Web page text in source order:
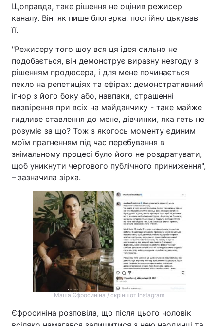
Щоправда, таке рішення не оцінив режисер
каналу. Він, як пише блогерка, постійно цькував
її.
"Режисеру того шоу вся ця ідея сильно не
подобається, він демонструє виразну незгоду з
рішенням продюсера, і для мене починається
пекло на репетиціях та ефірах: демонстративний
ігнор з його боку або, навпаки, страшенні
визвірення при всіх на майданчику - таке майже
гидливе ставлення до мене, дівчинки, яка геть не
розуміє за що? Тож з якогось моменту єдиним
моїм прагненням під час перебування в
знімальному процесі було його не роздратувати,
щоб уникнути чергового публічного приниження",
– зазначила зірка.
Маша Єфросиніна / скріншот Instagram
Єфросиніна розповіла, що після цього чоловік